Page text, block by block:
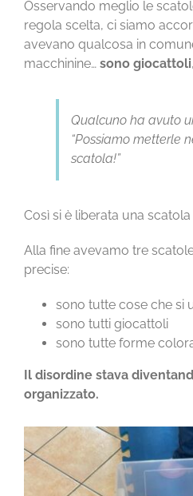
Osservando meglio le
regola scelta, ci siamo
avevano qualcosa in
macchinine… sono giocattoli
Qualcuno ha avuto
“Possiamo metterle
scatola!”
Così si è liberata una
Alla fine avevamo tre
precise:
sono tutte cose che si
sono tutti giocattoli
sono tutte forme
Il disordine stava
organizzato.